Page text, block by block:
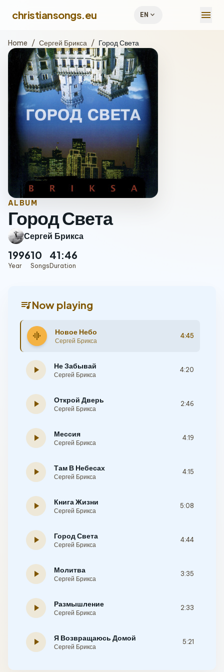
christiansongs.eu EN expand_more menu
Home / Сергей Брикса / Город Света
ALBUM
Город Света
Сергей Брикса
1996
Year
10
Songs
41:46
Duration
queue_musicNow playing
graphic_eq Новое Небо
Сергей Брикса
4:45
play_arrow Не Забывай
Сергей Брикса
4:20
play_arrow Открой Дверь
Сергей Брикса
2:46
play_arrow Мессия
Сергей Брикса
4:19
play_arrow Там В Небесах
Сергей Брикса
4:15
play_arrow Книга Жизни
Сергей Брикса
5:08
play_arrow Город Света
Сергей Брикса
4:44
play_arrow Молитва
Сергей Брикса
3:35
play_arrow Размышление
Сергей Брикса
2:33
play_arrow Я Возвращаюсь Домой
Сергей Брикса
5:21